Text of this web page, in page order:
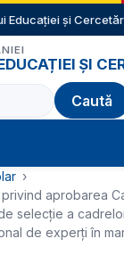
Educației și
ȘI
privind aprobarea
selecţie a
de experţi în